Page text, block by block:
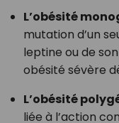
L’obésité
mutation d’un
leptine ou de
obésité sévère
L’obésité
liée à l’action